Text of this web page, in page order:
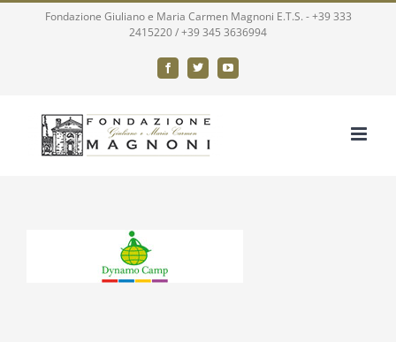
Fondazione Giuliano e Maria Carmen Magnoni E.T.S. -+39 333
2415220/+39 345 3636994
Facebook
X YouTube